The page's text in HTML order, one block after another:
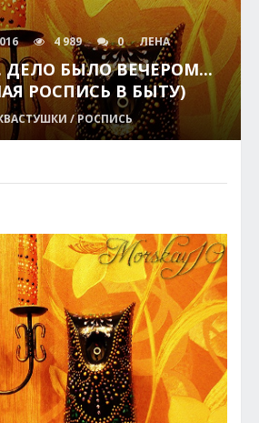
4 989 0 ЛЕНА
ДЕЛО БЫЛО ВЕЧЕРОМ...
РОСПИСЬ В БЫТУ)
/ РОСПИСЬ